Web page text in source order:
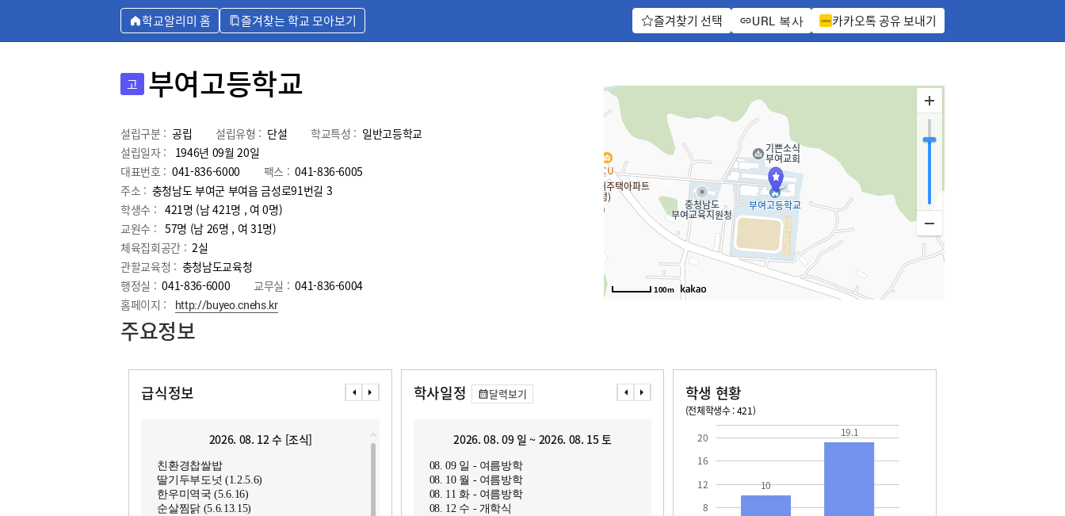
학교알리미 홈 즐겨찾는 학교 모아보기 즐겨찾기 선택 URL 복사 카카오톡 공유 보내기
고 부여고등학교
설립구분 : 공립 설립유형 : 단설 학교특성 : 일반고등학교
설립일자 :
1946년 09월 20일
대표번호 : 041-836-6000 팩스 : 041-836-6005
주소 : 충청남도 부여군 부여읍 금성로91번길 3
학생수 : 421명 (남 421명 , 여 0명)
교원수 : 57명 (남 26명 , 여 31명)
체육집회공간 : 2실
관할교육청 : 충청남도교육청
행정실 : 041-836-6000 교무실 : 041-836-6004
홈페이지 :
http://buyeo.cnehs.kr
100m
주요정보
급식정보
2026. 08. 12 수 [조식]
친환경찹쌀밥
딸기두부도넛 (1.2.5.6)
한우미역국 (5.6.16)
순살찜닭 (5.6.13.15)
학사일정 달력보기
2026. 08. 09 일 ~ 2026. 08. 15 토
08. 09 일 - 여름방학
08. 10 월 - 여름방학
08. 11 화 - 여름방학
08. 12 수 - 개학식
2026. 08. 16 일 ~ 2026. 08. 22 토
08. 17 월 - 대체공휴일
08. 22 토 - 토요휴업일
학생 현황
(전체학생수 : 421)
8
12
16
20
10
19.1